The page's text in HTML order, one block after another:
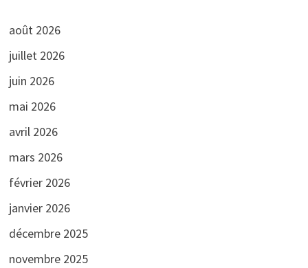
août 2026
juillet 2026
juin 2026
mai 2026
avril 2026
mars 2026
février 2026
janvier 2026
décembre 2025
novembre 2025